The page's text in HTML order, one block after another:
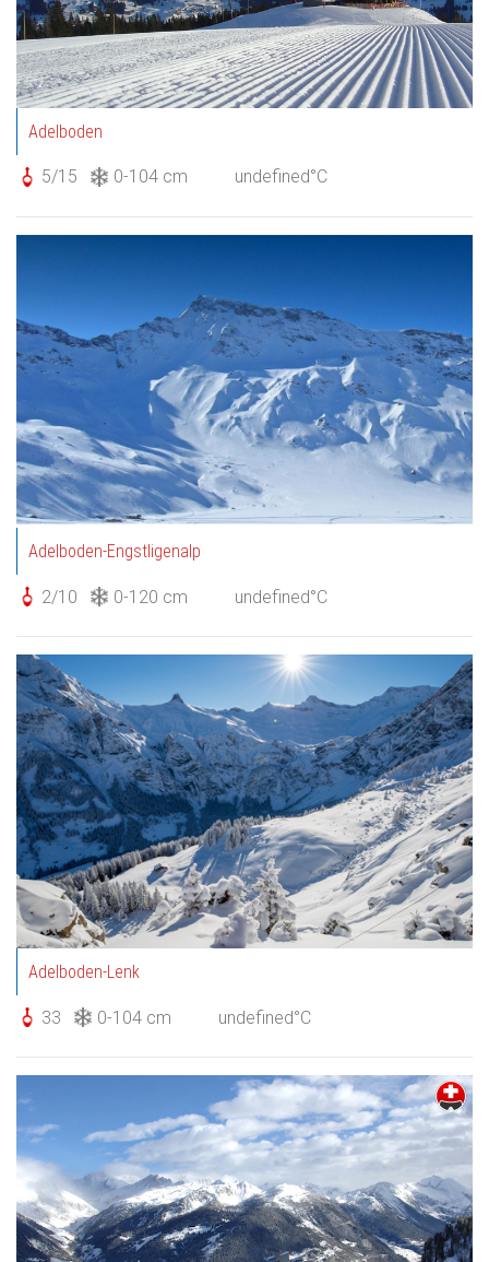
Adelboden
5/15 0-104 cm undefined°C
Adelboden-Engstligenalp
2/10 0-120 cm undefined°C
Adelboden-Lenk
33 0-104 cm undefined°C